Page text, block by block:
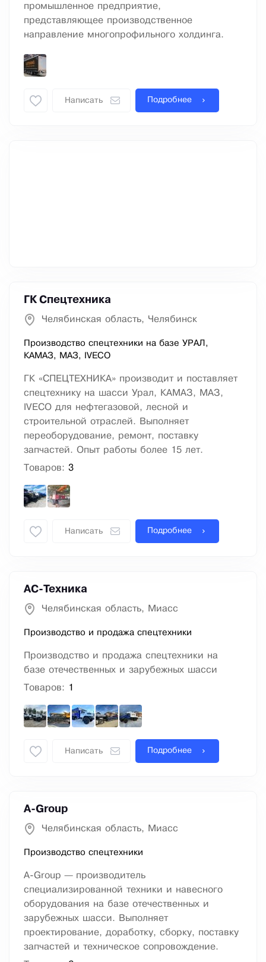
промышленное предприятие,
представляющее производственное
направление многопрофильного холдинга.
Написать Подробнее
ГК Спецтехника
Челябинская область, Челябинск
Производство спецтехники на базе УРАЛ,
КАМАЗ, МАЗ, IVECO
ГК «СПЕЦТЕХНИКА» производит и поставляет
спецтехнику на шасси Урал, КАМАЗ, МАЗ,
IVECO для нефтегазовой, лесной и
строительной отраслей. Выполняет
переоборудование, ремонт, поставку
запчастей. Опыт работы более 15 лет.
Товаров: 3
Написать Подробнее
АС-Техника
Челябинская область, Миасс
Производство и продажа спецтехники
Производство и продажа спецтехники на
базе отечественных и зарубежных шасси
Товаров: 1
Написать Подробнее
A-Group
Челябинская область, Миасс
Производство спецтехники
A-Group — производитель
специализированной техники и навесного
оборудования на базе отечественных и
зарубежных шасси. Выполняет
проектирование, доработку, сборку, поставку
запчастей и техническое сопровождение.